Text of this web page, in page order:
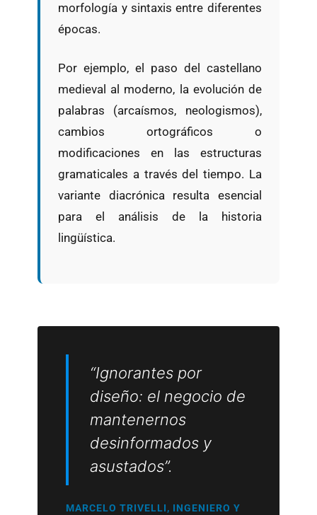
morfología y sintaxis entre diferentes
épocas.
Por ejemplo, el paso del castellano
medieval al moderno, la evolución de
palabras (arcaísmos, neologismos),
cambios ortográficos o
modificaciones en las estructuras
gramaticales a través del tiempo. La
variante diacrónica resulta esencial
para el análisis de la historia
lingüística.
“Ignorantes por
diseño: el negocio de
mantenernos
desinformados y
asustados”.
MARCELO TRIVELLI, INGENIERO Y